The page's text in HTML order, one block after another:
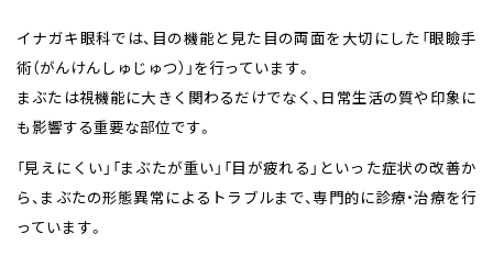
イナガキ眼科では、目の機能と見た目の両面を大切にした「眼瞼手
術（がんけんしゅじゅつ）」を行っています。
まぶたは視機能に大きく関わるだけでなく、日常生活の質や印象に
も影響する重要な部位です。
「見えにくい」「まぶたが重い」「目が疲れる」といった症状の改善か
ら、まぶたの形態異常によるトラブルまで、専門的に診療・治療を行
っています。